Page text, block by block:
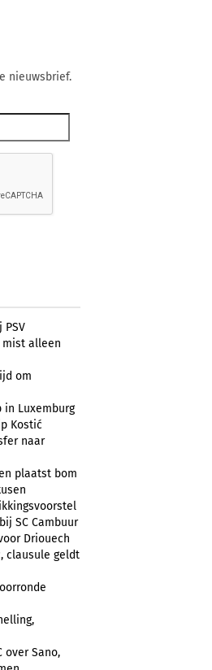
nieuwsbrief.
PSV
mist alleen
om
in Luxemburg
Kostić
naar
plaatst bom
SC Cambuur
Driouech
clausule geldt
over Sano,